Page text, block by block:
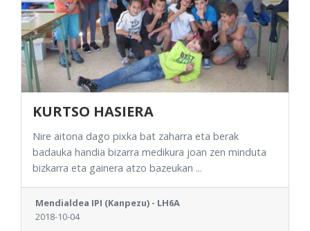
KURTSO HASIERA
Nire aitona dago pixka bat zaharra eta berak
badauka handia bizarra medikura joan zen minduta
bizkarra eta gainera atzo bazeukan ...
Mendialdea IPI (Kanpezu) - LH6A
2018-10-04